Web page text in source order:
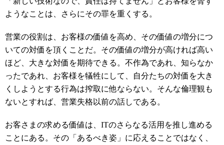
ようなことは、さらにその罪を重くする。
営業の役割は、お客様の価値を高め、その価値の増分につ
いての対価を頂くことだ。その価値の増分が高ければ高い
ほど、大きな対価を期待できる。不作為であれ、知らなか
ったであれ、お客様を犠牲にして、自分たちの対価を大き
くしようとする行為は搾取に他ならない。そんな倫理観も
ないとすれば、営業失格以前の話しである。
お客さまの求める価値は、 ITのさらなる活用を推し進める
ことにある。その「あるべき姿」に応えることではなく、